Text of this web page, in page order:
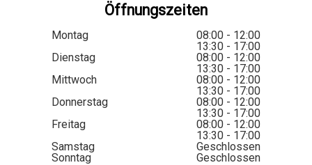
Öffnungszeiten
Montag
08:00 - 12:00
13:30 - 17:00
Dienstag
08:00 - 12:00
13:30 - 17:00
Mittwoch
08:00 - 12:00
13:30 - 17:00
Donnerstag
08:00 - 12:00
13:30 - 17:00
Freitag
08:00 - 12:00
13:30 - 17:00
Samstag
Geschlossen
Sonntag
Geschlossen